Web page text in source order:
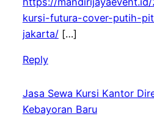
kursi-futura-cover-putih-
jakarta/[…]
Reply
Jasa Sewa Kursi Kantor
Kebayoran Baru